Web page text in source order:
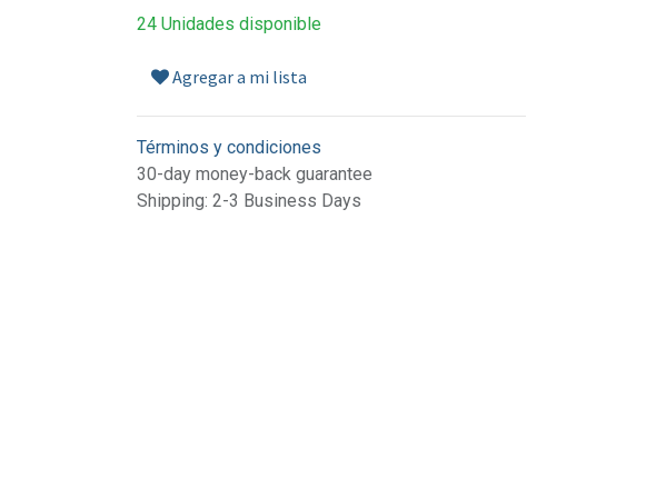
24 Unidades disponible
Agregar a mi lista
Términos y condiciones
30-day money-back guarantee
Shipping: 2-3 Business Days